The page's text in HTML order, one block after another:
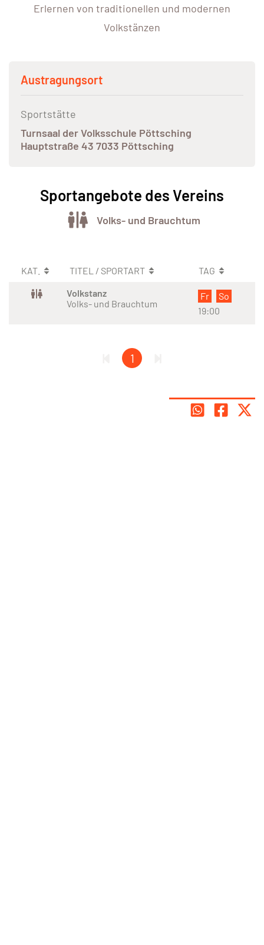
Erlernen von traditionellen und modernen
Volkstänzen
Austragungsort
Sportstätte
Turnsaal der Volksschule Pöttsching
Hauptstraße 43 7033 Pöttsching
Sportangebote des Vereins
Volks- und Brauchtum
KAT. TITEL / SPORTART
TAG
Volkstanz
Volks- und Brauchtum
Fr
So
19:00
1